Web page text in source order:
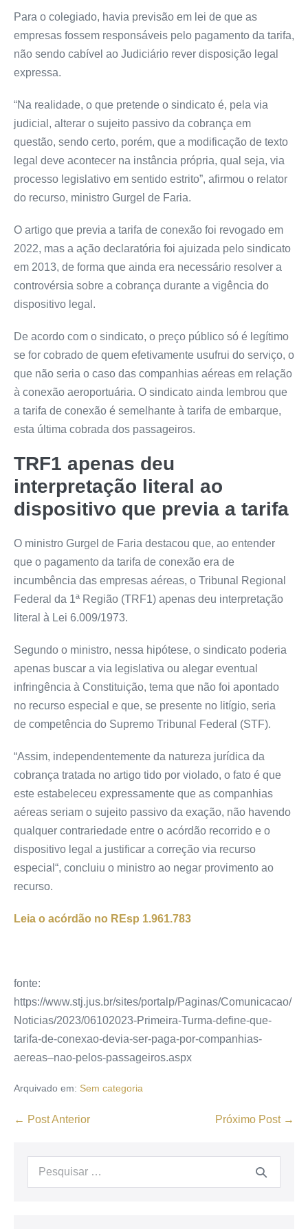
Para o colegiado, havia previsão em lei de que as
empresas fossem responsáveis pelo pagamento da tarifa,
não sendo cabível ao Judiciário rever disposição legal
expressa.
“Na realidade, o que pretende o sindicato é, pela via
judicial, alterar o sujeito passivo da cobrança em
questão, sendo certo, porém, que a modificação de texto
legal deve acontecer na instância própria, qual seja, via
processo legislativo em sentido estrito”, afirmou o relator
do recurso, ministro Gurgel de Faria.
O artigo que previa a tarifa de conexão foi revogado em
2022, mas a ação declaratória foi ajuizada pelo sindicato
em 2013, de forma que ainda era necessário resolver a
controvérsia sobre a cobrança durante a vigência do
dispositivo legal.
De acordo com o sindicato, o preço público só é legítimo
se for cobrado de quem efetivamente usufrui do serviço, o
que não seria o caso das companhias aéreas em relação
à conexão aeroportuária. O sindicato ainda lembrou que
a tarifa de conexão é semelhante à tarifa de embarque,
esta última cobrada dos passageiros.
TRF1 apenas deu
interpretação literal ao
dispositivo que previa a tarifa
O ministro Gurgel de Faria destacou que, ao entender
que o pagamento da tarifa de conexão era de
incumbência das empresas aéreas, o Tribunal Regional
Federal da 1ª Região (TRF1) apenas deu interpretação
literal à Lei 6.009/1973.
Segundo o ministro, nessa hipótese, o sindicato poderia
apenas buscar a via legislativa ou alegar eventual
infringência à Constituição, tema que não foi apontado
no recurso especial e que, se presente no litígio, seria
de competência do Supremo Tribunal Federal (STF).
“Assim, independentemente da natureza jurídica da
cobrança tratada no artigo tido por violado, o fato é que
este estabeleceu expressamente que as companhias
aéreas seriam o sujeito passivo da exação, não havendo
qualquer contrariedade entre o acórdão recorrido e o
dispositivo legal a justificar a correção via recurso
especial “, concluiu o ministro ao negar provimento ao
recurso.
Leia o acórdão no REsp 1.961.783
fonte:
https://www.stj.jus.br/sites/portalp/Paginas/Comunicacao/
Noticias/2023/06102023-Primeira-Turma-define-que-
tarifa-de-conexao-devia-ser-paga-por-companhias-
aereas–nao-pelos-passageiros.aspx
Arquivado em: Sem categoria
← Post Anterior Próximo Post →